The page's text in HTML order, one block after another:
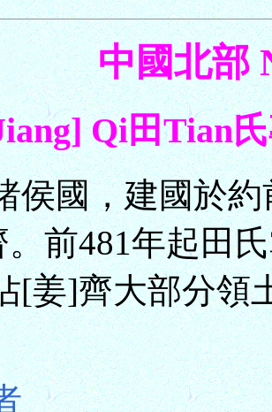
中國北部
Qi田Tian
侯國，建國於
前481年起田
[姜]齊大部分領